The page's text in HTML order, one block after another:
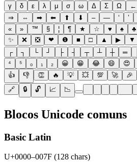
γ
δ ε λ μ σ ω Δ Σ Ω ←
⇒
⇔ ➡ ⬅ ⬆ ⬇ – — ‘ ’
«
» ™ § ¦ ¶ ★ ☆ ♥ ♠ ♣
✨
❌ ❎ ❤ ❶ ■ □ ▲ ▶ ▼
┌
┐ └ ┘ ├ ┤ ┬ ┴ ┼ ═
⁴
⁵ ₀ ₁ ₂ 😀 😁 😂 😄 😍
👍
👎 👏 🔥 💡 💥 💯 🚀 🎉
🔗
🔒 🔓 📈 📉
Blocos Unicode comuns
Basic Latin
U+0000–007F (128 chars)